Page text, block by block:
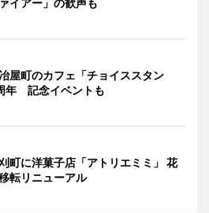
屋町のカフェ「チョイススタン
年 記念イベントも
町に洋菓子店「アトリエミミ」 花
転リニューアル